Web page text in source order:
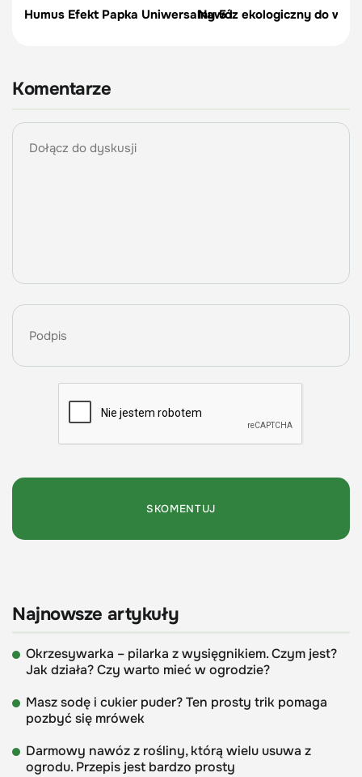
Humus Efekt Papka Uniwersalny 5 lNawóz ekologiczny do
Komentarze
Najnowsze artykuły
Okrzesywarka – pilarka z wysięgnikiem. Czym jest?
Jak działa? Czy warto mieć w ogrodzie?
Masz sodę i cukier puder? Ten prosty trik pomaga
pozbyć się mrówek
Darmowy nawóz z rośliny, którą wielu usuwa z
ogrodu. Przepis jest bardzo prosty